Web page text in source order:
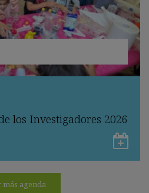
los Investigadores 2026
en
más agenda